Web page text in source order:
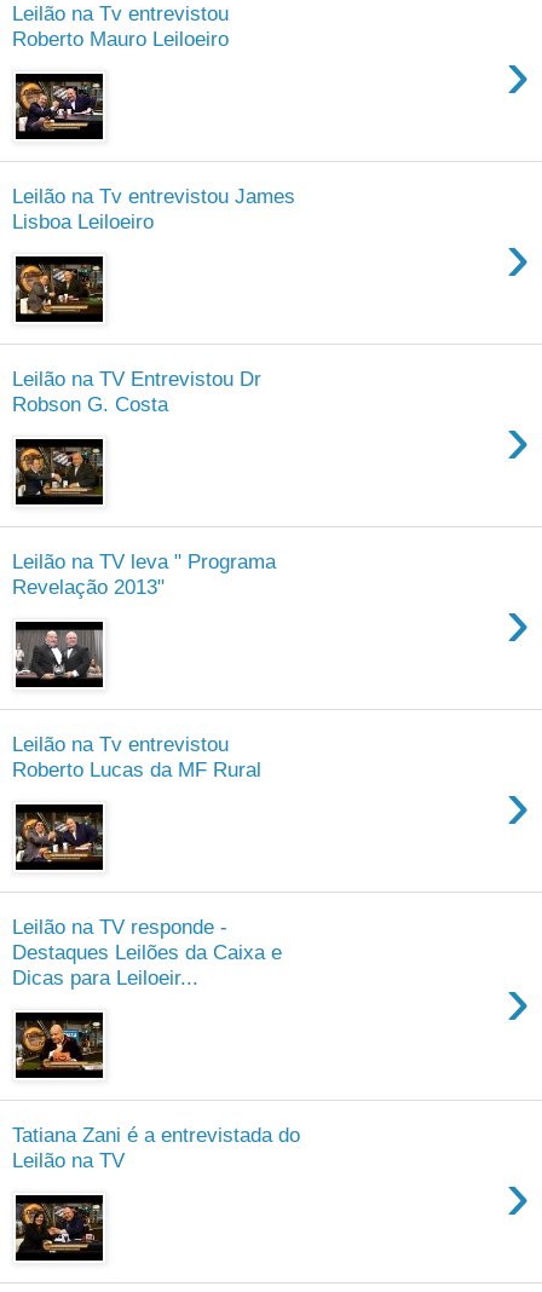
Leilão na Tv entrevistou
Roberto Mauro Leiloeiro
›
Leilão na Tv entrevistou James
Lisboa Leiloeiro
›
Leilão na TV Entrevistou Dr
Robson G. Costa
›
Leilão na TV leva " Programa
Revelação 2013"
›
Leilão na Tv entrevistou
Roberto Lucas da MF Rural
›
Leilão na TV responde -
Destaques Leilões da Caixa e
Dicas para Leiloeir...
›
Tatiana Zani é a entrevistada do
Leilão na TV
›